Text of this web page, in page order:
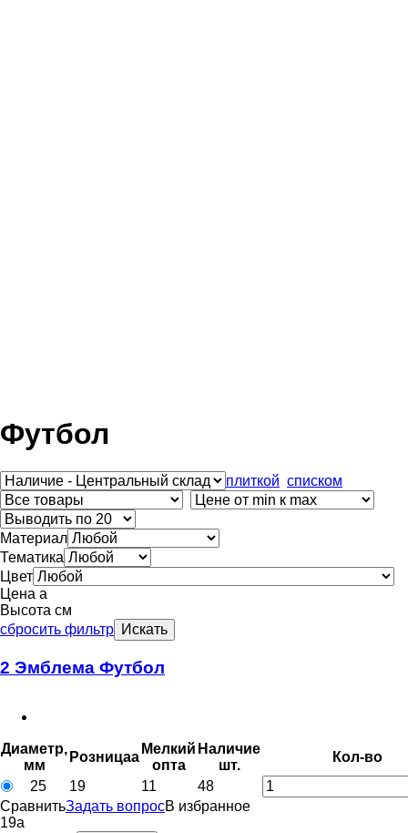
Футбол
плиткой списком
Материал
Тематика
Цвет
Цена a
Высота см
сбросить фильтр Искать
2 Эмблема Футбол
Диаметр,
мм
Розницаa
Мелкий
оптa
Наличие
шт.
Кол-во
25
19 11
48
СравнитьЗадать вопросВ избранное
19a